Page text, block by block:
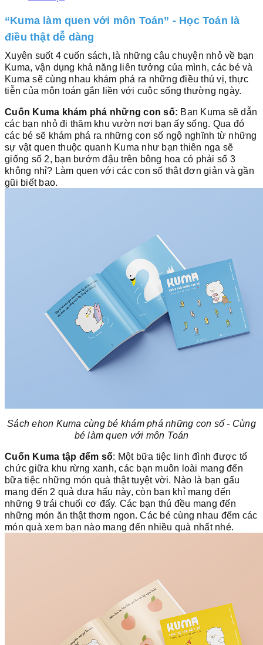
“Kuma làm quen với môn Toán” - Học Toán là
điều thật dễ dàng
Xuyên suốt 4 cuốn sách, là những câu chuyện nhỏ về bạn
Kuma, vận dụng khả năng liên tưởng của mình, các bé và
Kuma sẽ cùng nhau khám phá ra những điều thú vị, thực
tiễn của môn toán gắn liền với cuộc sống thường ngày.
Cuốn Kuma khám phá những con số: Bạn Kuma sẽ dẫn
các bạn nhỏ đi thăm khu vườn nơi bạn ấy sống. Qua đó
các bé sẽ khám phá ra những con số ngộ nghĩnh từ những
sự vật quen thuộc quanh Kuma như bạn thiên nga sẽ
giống số 2, bạn bướm đậu trên bông hoa có phải số 3
không nhỉ? Làm quen với các con số thật đơn giản và gần
gũi biết bao.
Sách ehon Kuma cùng bé khám phá những con số - Cùng
bé làm quen với môn Toán
Cuốn Kuma tập đếm số: Một bữa tiệc linh đình được tổ
chức giữa khu rừng xanh, các bạn muôn loài mang đến
bữa tiệc những món quà thật tuyệt vời. Nào là bạn gấu
mang đến 2 quả dưa hấu này, còn bạn khỉ mang đến
những 9 trái chuối cơ đấy. Các bạn thú đều mang đến
những món ăn thật thơm ngon. Các bé cùng nhau đếm các
món quà xem bạn nào mang đến nhiều quà nhất nhé.